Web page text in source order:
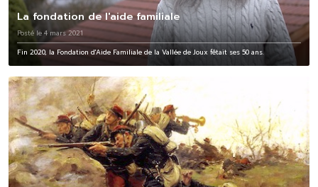
La fondation de l'aide familiale
Posté le 4 mars 2021
Fin 2020, la Fondation d'Aide Familiale de la Vallée de Joux fêtait ses 50 ans.